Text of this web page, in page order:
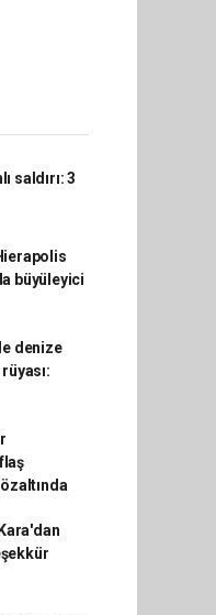
saldırı: 3
büyüleyici
denize